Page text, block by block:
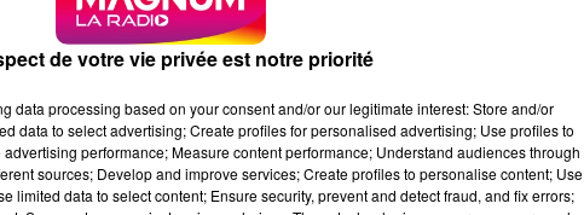
votre télécommande joue
de votre vie privée est notre priorité
data processing based on your consent and/or our legitimate interest: Store and/or
data to select advertising; Create profiles for personalised advertising; Use profiles to
performance; Measure content performance; Understand audiences through
sources; Develop and improve services; Create profiles to personalise content; Use
limited data to select content; Ensure security, prevent and detect fraud, and fix errors;